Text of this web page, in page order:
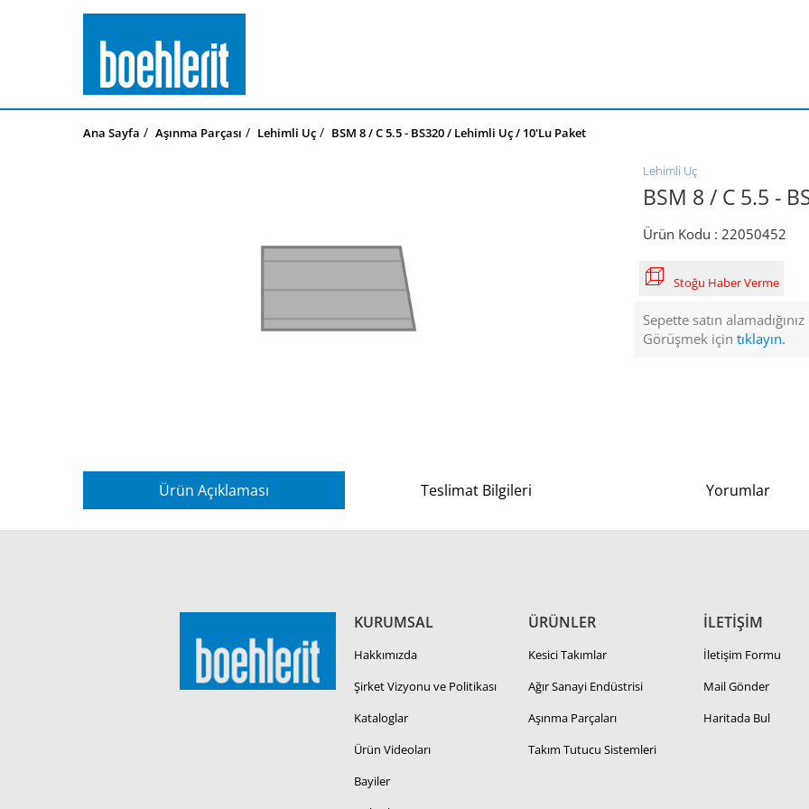
Ana Sayfa Aşınma Parçası Lehimli Uç BSM 8 / C 5.5 - BS320 / Lehimli Uç / 10'lu Paket
Lehimli Uç
BSM 8 / C 5.5 -
Ürün Kodu : 22050452
Stoğu Haber Verme
Sepette satın
Görüşmek için tıklayın.
Ürün Açıklaması Teslimat Bilgileri Yorumlar
KURUMSAL
Hakkımızda
Şirket Vizyonu ve Politikası
Kataloglar
Ürün Videoları
Bayiler
ÜRÜNLER
Kesici Takımlar
Ağır Sanayi Endüstrisi
Aşınma Parçaları
Takım Tutucu Sistemleri
İLETİŞİM
İletişim Formu
Mail Gönder
Haritada Bul